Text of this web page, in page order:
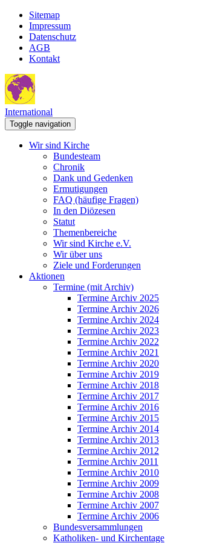
Sitemap
Impressum
Datenschutz
AGB
Kontakt
International
Toggle navigation
Wir sind Kirche
Bundesteam
Chronik
Dank und Gedenken
Ermutigungen
FAQ (häufige Fragen)
In den Diözesen
Statut
Themenbereiche
Wir sind Kirche e.V.
Wir über uns
Ziele und Forderungen
Aktionen
Termine (mit Archiv)
Termine Archiv 2025
Termine Archiv 2026
Termine Archiv 2024
Termine Archiv 2023
Termine Archiv 2022
Termine Archiv 2021
Termine Archiv 2020
Termine Archiv 2019
Termine Archiv 2018
Termine Archiv 2017
Termine Archiv 2016
Termine Archiv 2015
Termine Archiv 2014
Termine Archiv 2013
Termine Archiv 2012
Termine Archiv 2011
Termine Archiv 2010
Termine Archiv 2009
Termine Archiv 2008
Termine Archiv 2007
Termine Archiv 2006
Bundesversammlungen
Katholiken- und Kirchentage